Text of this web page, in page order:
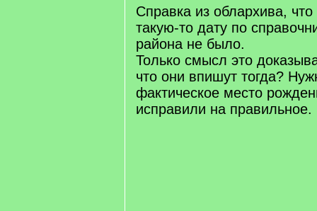
q
]
Справка из облархива,
такую-то дату по
района не было.
Только смысл это
что они впишут тогда?
фактическое место
исправили на правильное.